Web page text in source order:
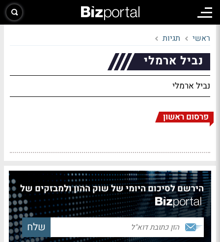
ראשי תגיות
נביל ארמלי
נביל ארמלי
פרסום ראשון
הירשם לסיכום היומי של שוק ההון ולמבזקים של